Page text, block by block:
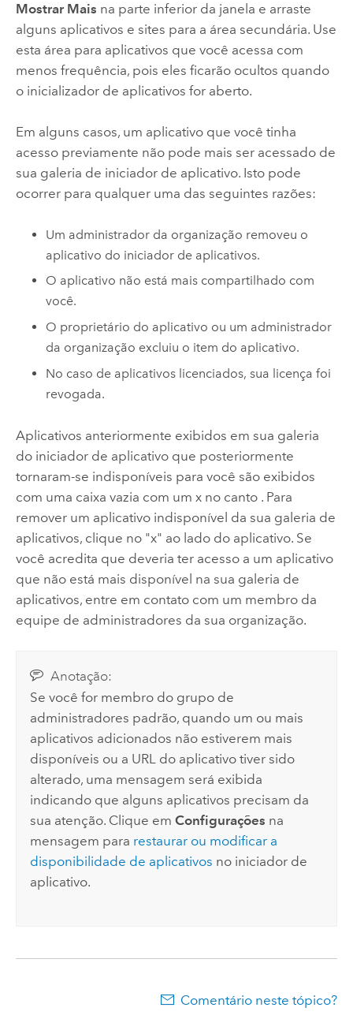
Mostrar Mais na parte inferior da janela e arraste
alguns aplicativos e sites para a área secundária. Use
esta área para aplicativos que você acessa com
menos frequência, pois eles ficarão ocultos quando
o inicializador de aplicativos for aberto.
Em alguns casos, um aplicativo que você tinha
acesso previamente não pode mais ser acessado de
sua galeria de iniciador de aplicativo. Isto pode
ocorrer para qualquer uma das seguintes razões:
Um administrador da organização removeu o
aplicativo do iniciador de aplicativos.
O aplicativo não está mais compartilhado com
você.
O proprietário do aplicativo ou um administrador
da organização excluiu o item do aplicativo.
No caso de aplicativos licenciados, sua licença foi
revogada.
Aplicativos anteriormente exibidos em sua galeria
do iniciador de aplicativo que posteriormente
tornaram-se indisponíveis para você são exibidos
com uma caixa vazia com um x no canto . Para
remover um aplicativo indisponível da sua galeria de
aplicativos, clique no "x" ao lado do aplicativo. Se
você acredita que deveria ter acesso a um aplicativo
que não está mais disponível na sua galeria de
aplicativos, entre em contato com um membro da
equipe de administradores da sua organização.
Anotação:
Se você for membro do grupo de
administradores padrão, quando um ou mais
aplicativos adicionados não estiverem mais
disponíveis ou a URL do aplicativo tiver sido
alterado, uma mensagem será exibida
indicando que alguns aplicativos precisam da
sua atenção. Clique emConfigurações na
mensagem para restaurar ou modificar a
disponibilidade de aplicativos no iniciador de
aplicativo.
Comentário neste tópico?